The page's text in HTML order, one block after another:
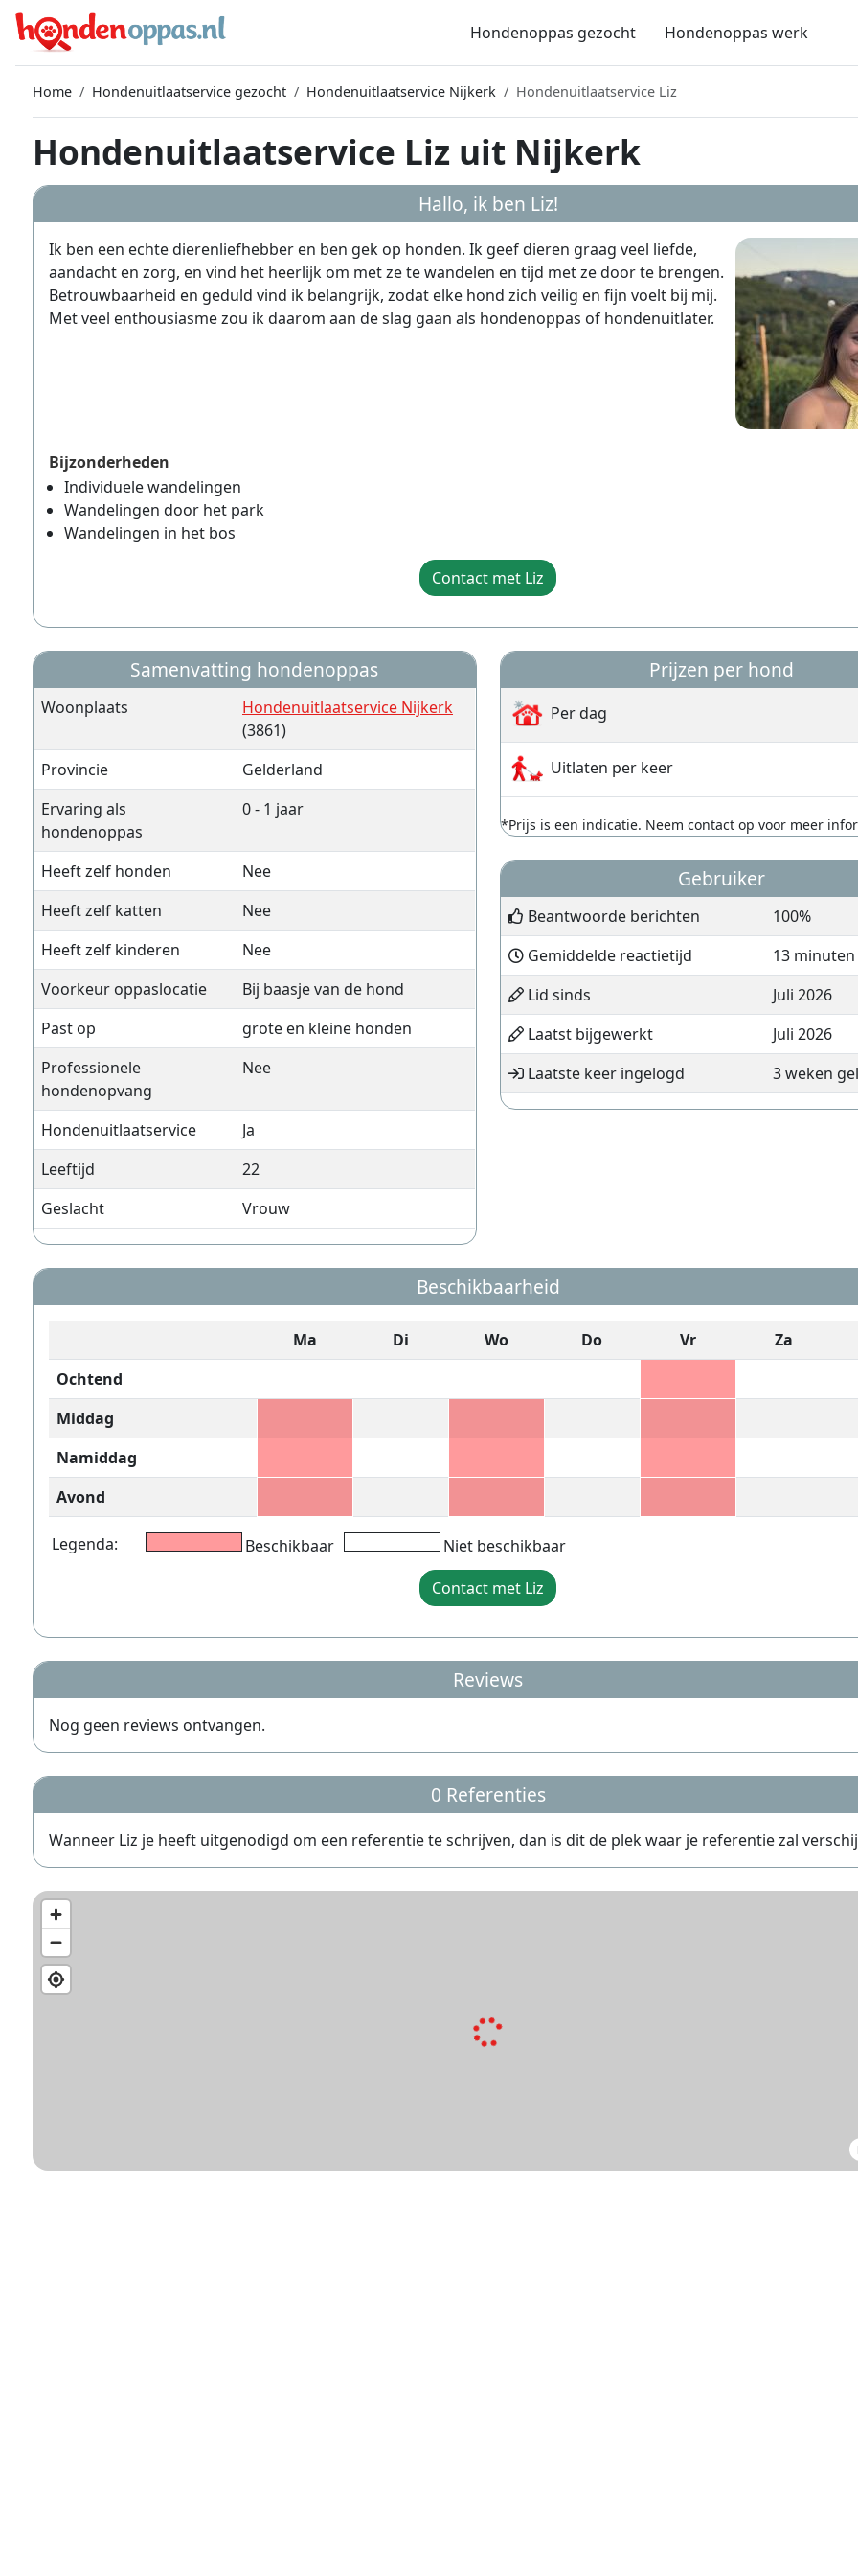
Hondenoppas gezocht Hondenoppas werk
Home Hondenuitlaatservice gezocht Hondenuitlaatservice Nijkerk Hondenuitlaatservice Liz
Hondenuitlaatservice Liz uit Nijkerk
Hallo, ik ben Liz!
Ik ben een echte dierenliefhebber en ben gek op honden. Ik geef dieren graag veel liefde,
aandacht en zorg, en vind het heerlijk om met ze te wandelen en tijd met ze door te brengen.
Betrouwbaarheid en geduld vind ik belangrijk, zodat elke hond zich veilig en fijn voelt bij mij.
Met veel enthousiasme zou ik daarom aan de slag gaan als hondenoppas of hondenuitlater.
Bijzonderheden
Individuele wandelingen
Wandelingen door het park
Wandelingen in het bos
Contact met Liz
Samenvatting hondenoppas
Woonplaats
Hondenuitlaatservice Nijkerk
(3861)
Provincie
Gelderland
Ervaring als
hondenoppas
0 - 1 jaar
Heeft zelf honden
Nee
Heeft zelf katten
Nee
Heeft zelf kinderen
Nee
Voorkeur oppaslocatie
Bij baasje van de hond
Past op
grote en kleine honden
Professionele
hondenopvang
Nee
Hondenuitlaatservice
Ja
Leeftijd
22
Geslacht
Vrouw
Prijzen per hond
Per dag
Uitlaten per keer
*Prijs is een indicatie. Neem contact op voor meer
Gebruiker
Beantwoorde berichten
100%
Gemiddelde reactietijd
13 minuten
Lid sinds
Juli 2026
Laatst bijgewerkt
Juli 2026
Laatste keer ingelogd
3 weken
Beschikbaarheid
Ma Di Wo Do Vr
Za
Ochtend
Middag
Namiddag
Avond
Legenda: Beschikbaar
Niet beschikbaar
Contact met Liz
Reviews
Nog geen reviews ontvangen.
0 Referenties
Wanneer Liz je heeft uitgenodigd om een referentie te schrijven, dan is dit de plek waar je referentie zal